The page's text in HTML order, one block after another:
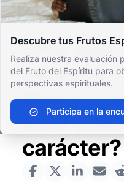
Descubre tus Frutos
Realiza nuestra evaluación
del Fruto del Espíritu para
perspectivas espirituales.
Participa en la
Profetas Menores
¿Por qué Jonás se
¿Por qué
muestra
Nínive y
esto
carácter?